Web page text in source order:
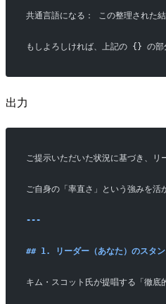
共通言語になる： この整理された
もしよろしければ、上記の {} の部
出力
ご提示いただいた状況に基づき、
ご自身の「率直さ」という強みを
---
## 1. リーダー（あなた）のスタン
キム・スコット氏が提唱する「徹